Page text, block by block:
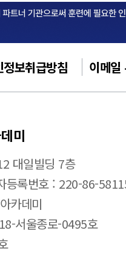
정보취급방침 이메일
미
대일빌딩 7층
등록번호 : 220-86-
카데미
서울종로-0495호